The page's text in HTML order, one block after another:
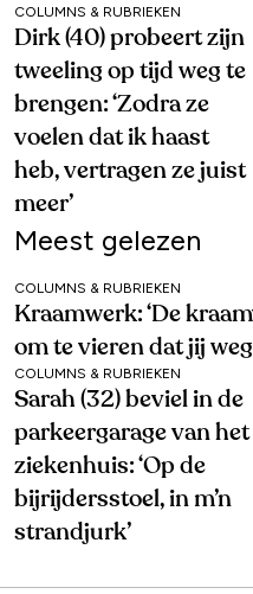
COLUMNS & RUBRIEKEN
Dirk (40) probeert zijn
tweeling op tijd weg te
brengen: ‘Zodra ze
voelen dat ik haast
heb, vertragen ze juist
meer’
Meest gelezen
COLUMNS & RUBRIEKEN
Kraamwerk: ‘De
om te vieren dat jij
COLUMNS & RUBRIEKEN
Sarah (32) beviel in de
parkeergarage van het
ziekenhuis: ‘Op de
bijrijdersstoel, in m’n
strandjurk’